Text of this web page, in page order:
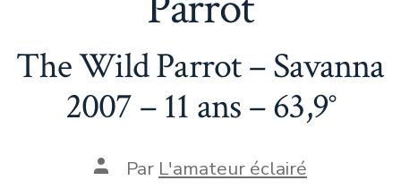
The Wild Parrot – Savanna
2007 – 11 ans – 63,9°
Auteur
Par L'amateur éclairé